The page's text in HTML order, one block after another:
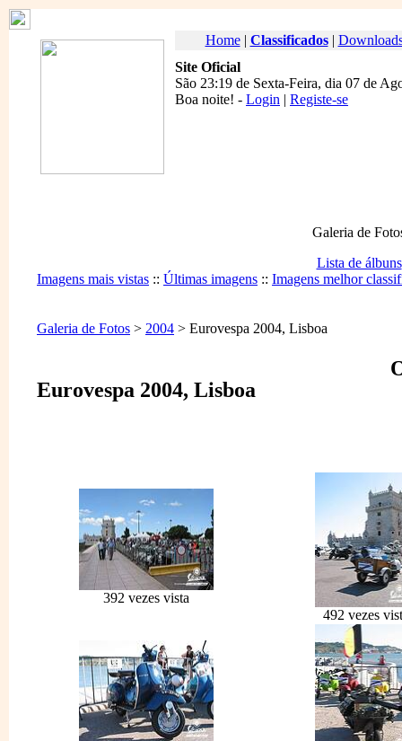
Home| Classificados|
Site Oficial
São 23:19 de Sexta-Feira, dia 07 de
Boa noite! - Login | Registe-se
Galeria de
Lista de álbuns
Imagens mais vistas :: Últimas imagens :: Imagens melhor
Galeria de Fotos > 2004 > Eurovespa 2004, Lisboa
Eurovespa 2004, Lisboa
392 vezes vista
492 vezes